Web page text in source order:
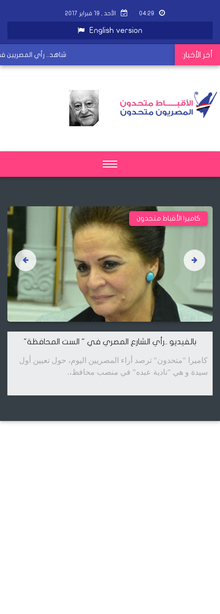
٠٤:٢٩ الأحد , ١٩ فبراير ٢٠١٧
English version
أخر الأخبار: شاهد.. رأي المصريين في
Toggle
كاميرا الأقباط متحدون
بالفيديو ..رأي الشارع المصري في " الست المحافظة"
كاميرا "متحدون" ترصد أراء المصريين اليوم، حول تعيين أول
سيدة و هي "نادية عبده" في منصب محافظ،.